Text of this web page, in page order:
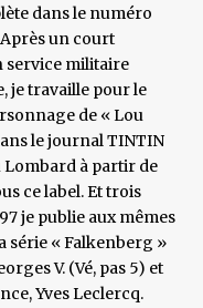
dans le numéro
un court
service militaire
je travaille pour le
de « Lou
le journal TINTIN
Lombard à partir de
ce label. Et trois
je publie aux mêmes
série « Falkenberg »
V. (Vé, pas 5) et
Yves Leclercq.